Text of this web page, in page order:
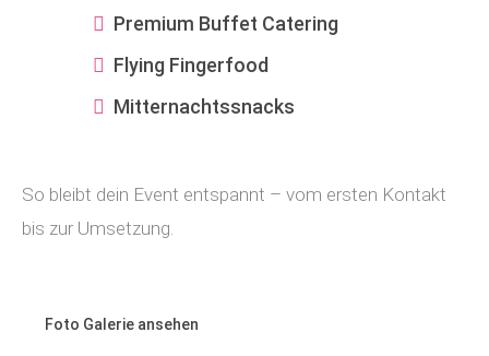
Premium Buffet Catering
Flying Fingerfood
Mitternachtssnacks
So bleibt dein Event entspannt – vom ersten Kontakt
bis zur Umsetzung.
Foto Galerie ansehen